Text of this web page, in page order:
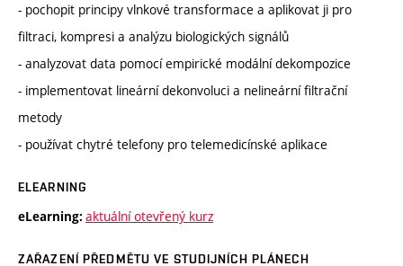
- pochopit principy vlnkové transformace a aplikovat ji pro
filtraci, kompresi a analýzu biologických signálů
- analyzovat data pomocí empirické modální dekompozice
- implementovat lineární dekonvoluci a nelineární filtrační
metody
- používat chytré telefony pro telemedicínské aplikace
ELEARNING
eLearning: aktuální otevřený kurz
ZAŘAZENÍ PŘEDMĚTU VE STUDIJNÍCH PLÁNECH